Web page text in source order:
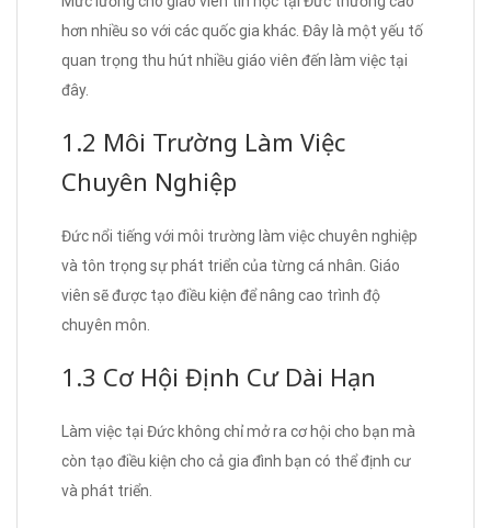
hơn nhiều so với các quốc gia khác. Đây là một yếu tố
quan trọng thu hút nhiều giáo viên đến làm việc tại
đây.
1.2 Môi Trường Làm Việc
Chuyên Nghiệp
Đức nổi tiếng với môi trường làm việc chuyên nghiệp
và tôn trọng sự phát triển của từng cá nhân. Giáo
viên sẽ được tạo điều kiện để nâng cao trình độ
chuyên môn.
1.3 Cơ Hội Định Cư Dài Hạn
Làm việc tại Đức không chỉ mở ra cơ hội cho bạn mà
còn tạo điều kiện cho cả gia đình bạn có thể định cư
và phát triển.